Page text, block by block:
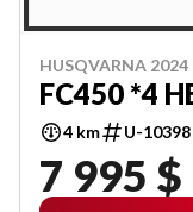
HUSQVARNA 2024
FC450 *4
4 km U-10398
7 995 $